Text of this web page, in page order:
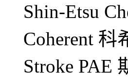
Shin-Etsu
Coherent 科
Stroke PAE